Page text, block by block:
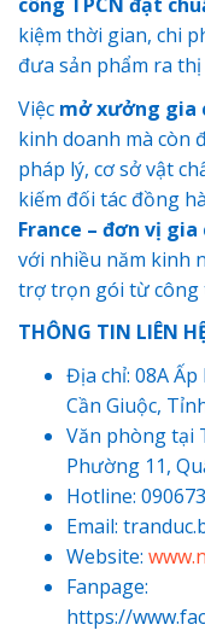
kiệm thời gian, chi
đưa sản phẩm ra
Việc mở xưởng gia
kinh doanh mà còn
pháp lý, cơ sở vật
kiếm đối tác đồng
France – đơn vị gia
với nhiều năm kinh
trợ trọn gói từ công
THÔNG TIN LIÊN
Địa chỉ: 08A
Cần Giuộc,
Văn phòng tại
Phường 11,
Hotline:
Email:
Website:
Fanpage:
https://